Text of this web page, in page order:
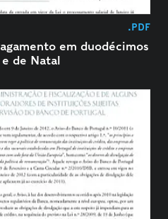
.PDF
em duodécimos
de Natal